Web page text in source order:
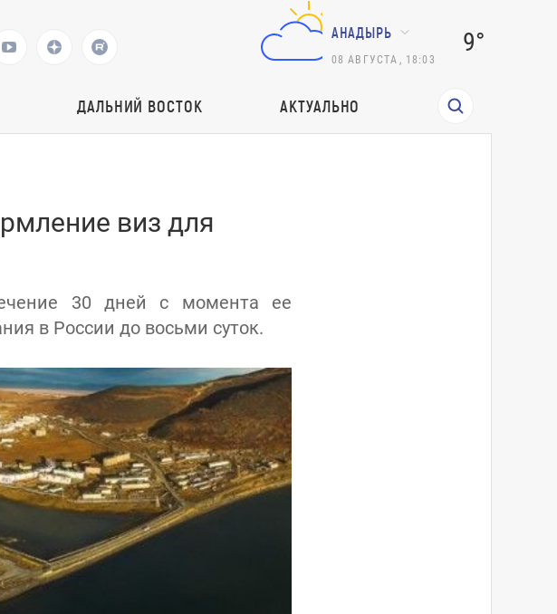
АНАДЫРЬ
08 АВГУСТА 18:03
9°
ДАЛЬНИЙ ВОСТОК АКТУАЛЬНО
виз для
30 дней с момента ее
в России до восьми суток.